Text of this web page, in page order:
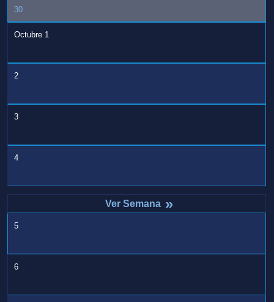
30
Octubre 1
2
3
4
»
5
6